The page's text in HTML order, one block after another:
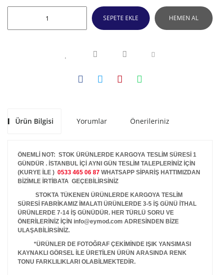
SEPETE EKLE HEMEN AL
Ürün Bilgisi Yorumlar Önerileriniz
ÖNEMLİ NOT: STOK ÜRÜNLERDE KARGOYA TESLİM SÜRESİ 1
GÜNDÜR . İSTANBUL İÇİ AYNI GÜN TESLİM TALEPLERİNİZ İÇİN
(KURYE İLE ) 0533 465 06 87 WHATSAPP SİPARİŞ HATTIMIZDAN
BİZİMLE İRTİBATA GEÇEBİLİRSİNİZ
STOKTA TÜKENEN ÜRÜNLERDE KARGOYA TESLİM
SÜRESİ FABRİKAMIZ İMALATI ÜRÜNLERDE 3-5 İŞ GÜNÜ İTHAL
ÜRÜNLERDE 7-14 İŞ GÜNÜDÜR. HER TÜRLÜ SORU VE
ÖNERİLERİNİZ İÇİN info@eymod.com ADRESİNDEN BİZE
ULAŞABİLİRSİNİZ.
*ÜRÜNLER DE FOTOĞRAF ÇEKİMİNDE IŞIK YANSIMASI
KAYNAKLI GÖRSEL İLE ÜRETİLEN ÜRÜN ARASINDA RENK
TONU FARKLILIKLARI OLABİLMEKTEDİR.